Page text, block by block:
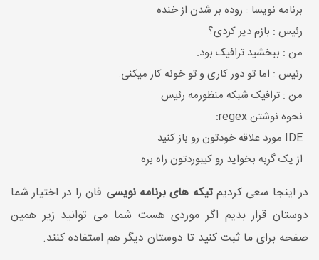
برنامه نویسا : روده بر شدن از خنده
رئیس : بازم دیر کردی؟
من : ببخشید ترافیک بود.
رئیس : اما تو دور کاری و تو خونه کار میکنی.
من : ترافیک شبکه منظورمه رئیس
نحوه نوشتن regex:
IDE مورد علاقه خودتون رو باز کنید
از یک گربه بخواید رو کیبوردتون راه بره
در اینجا سعی کردیمتیکه های برنامه نویسی فان را در اختیار شما
دوستان قرار بدیم اگر موردی هست شما می توانید زیر همین
صفحه برای ما ثبت کنید تا دوستان دیگر هم استفاده کنند.